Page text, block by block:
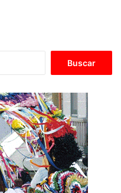
c
a
r
: